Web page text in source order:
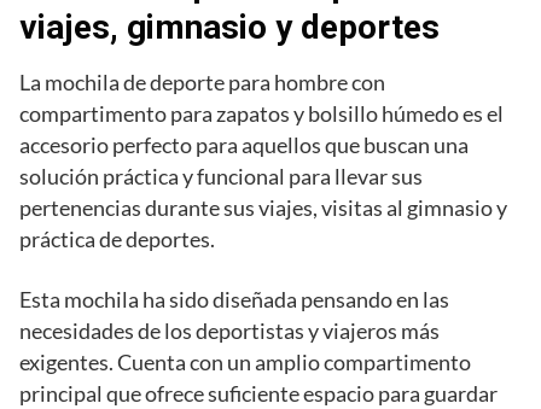
viajes, gimnasio y deportes
La mochila de deporte para hombre con
compartimento para zapatos y bolsillo húmedo es el
accesorio perfecto para aquellos que buscan una
solución práctica y funcional para llevar sus
pertenencias durante sus viajes, visitas al gimnasio y
práctica de deportes.
Esta mochila ha sido diseñada pensando en las
necesidades de los deportistas y viajeros más
exigentes. Cuenta con un amplio compartimento
principal que ofrece suficiente espacio para guardar